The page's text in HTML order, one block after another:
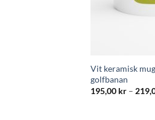
Vit keramisk
golfbanan
195,00 kr –